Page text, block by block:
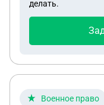
делать.
Военное право